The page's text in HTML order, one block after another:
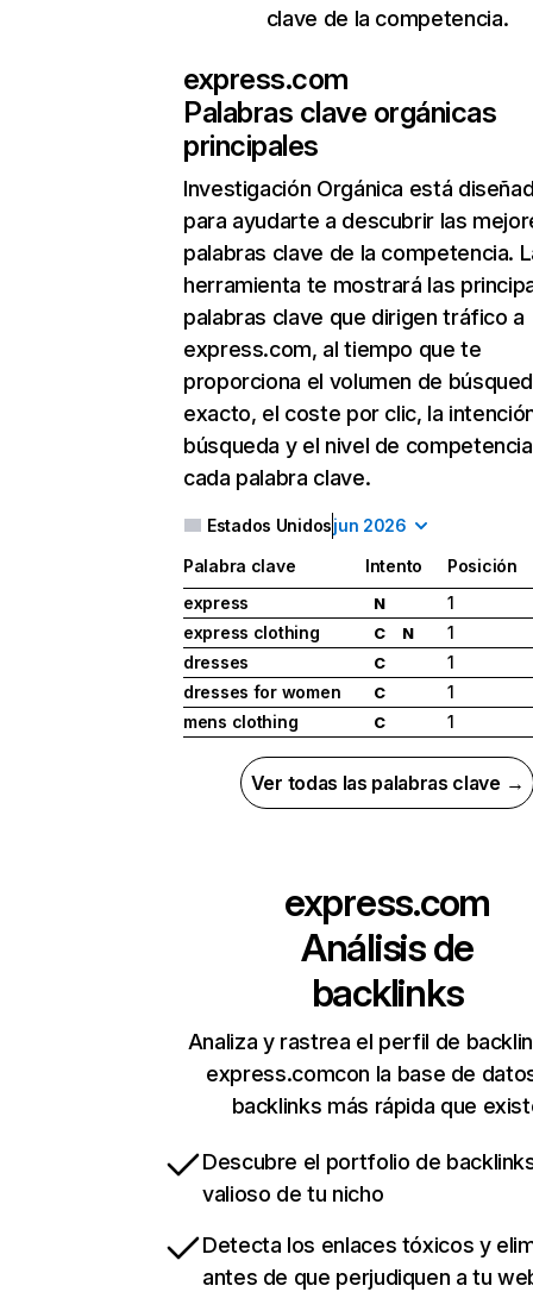
clave de la competencia.
express.com
Palabras clave orgánicas
principales
Investigación Orgánica está
para ayudarte a descubrir las
palabras clave de la competencia.
herramienta te mostrará las
palabras clave que dirigen tráfico a
express.com, al tiempo que te
proporciona el volumen de
exacto, el coste por clic, la
búsqueda y el nivel de
cada palabra clave.
Estados Unidosjun 2026
Palabra clave Intento
Posición
express
N
1
express clothing
C N
1
dresses
C
1
dresses for women
C
1
mens clothing
C 1
Ver todas las palabras clave →
express.com
Análisis de
backlinks
Analiza y rastrea el perfil de
express.comcon la base de
backlinks más rápida que
Descubre el portfolio de
valioso de tu nicho
Detecta los enlaces tóxicos y
antes de que perjudiquen a tu